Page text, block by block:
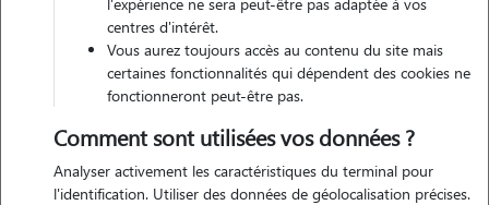
Plus de 4 propriétaires satisfaits pour
la garde de leur animal à Port-Saint-
Louis-du-Rhône
centres d'intérêt.
Vous aurez toujours accès au contenu du site mais
certaines fonctionnalités qui dépendent des cookies ne
fonctionneront peut-être pas.
Comment sont utilisées vos données ?
Analyser activement les caractéristiques du terminal pour
l'identification. Utiliser des données de géolocalisation précises.